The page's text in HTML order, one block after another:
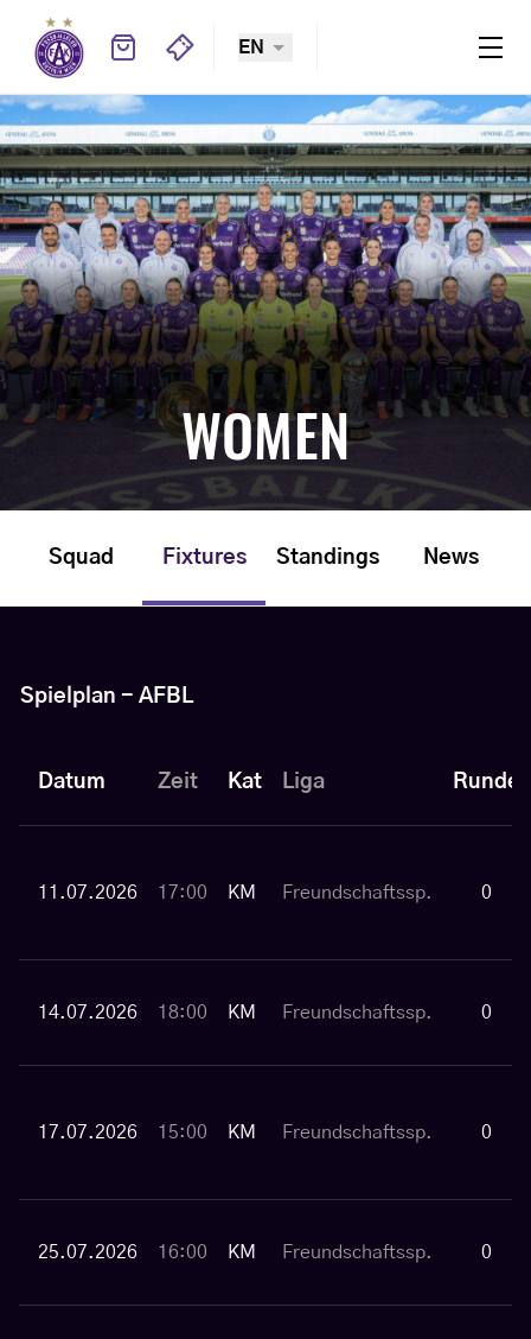
EN
WOMEN
Squad Fixtures Standings News
Spielplan - AFBL
Datum Zeit Kat Liga Runde
11.07.2026 17:00 KM Freundschaftssp. 0
14.07.2026 18:00 KM Freundschaftssp. 0
17.07.2026 15:00 KM Freundschaftssp. 0
25.07.2026 16:00 KM Freundschaftssp. 0